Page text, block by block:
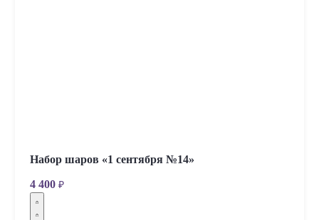
Набор шаров «1 сентября №14»
4 400 ₽